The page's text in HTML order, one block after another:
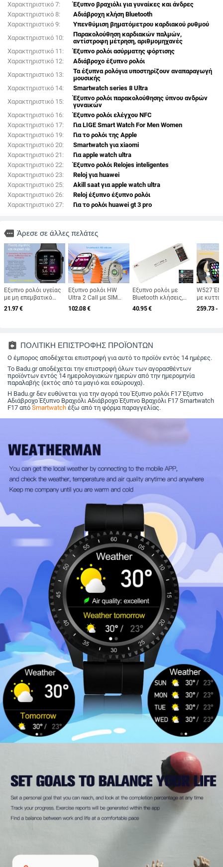
Χαρακτηριστικό 7:
Έξυπνο βραχιόλι για γυναίκες και άνδρες
Χαρακτηριστικό 8:
Αδιάβροχη κλήση Bluetooth
Χαρακτηριστικό 9:
Υπενθύμιση βηματόμετρου καρδιακού ρυθμού
Χαρακτηριστικό 10:
Παρακολούθηση καρδιακών παλμών,
αντίστροφη μέτρηση, αριθμομηχανές
Χαρακτηριστικό 11:
Έξυπνο ρολόι ασύρματης φόρτισης
Χαρακτηριστικό 12:
Αδιάβροχο έξυπνο ρολόι
Χαρακτηριστικό 13:
Τα έξυπνα ρολόγια υποστηρίζουν αναπαραγωγή
μουσικής
Χαρακτηριστικό 14:
Smartwatch series 8 Ultra
Χαρακτηριστικό 15:
Έξυπνο ρολόι παρακολούθησης ύπνου ανδρών
γυναικών
Χαρακτηριστικό 16:
Έξυπνο ρολόι ελέγχου NFC
Χαρακτηριστικό 17:
Για LIGE Smart Watch For Men Women
Χαρακτηριστικό 19:
Για το ρολόι της Apple
Χαρακτηριστικό 20:
Smartwatch για xiaomi
Χαρακτηριστικό 21:
Για apple watch ultra
Χαρακτηριστικό 22:
Έξυπνο ρολόι Relojes inteligentes
Χαρακτηριστικό 23:
Reloj για huawei
Χαρακτηριστικό 25:
Akill saat για apple watch ultra
Χαρακτηριστικό 26:
Reloj έξυπνο έξυπνο ρολόι
Χαρακτηριστικό 27:
Για το ρολόι huawei gt 3 pro
more Άρεσε σε άλλες πελάτες
Έξυπνο ρολόι υγείας
με μη επεμβατικό
έλεγχο γλυκόζης,
λιπιδίων, αρτηριακής
Bluetooth; Τετράγωνη
οθόνη TFT; Κέλυφος
από αλουμίνιο;
Αθλητικό λουράκι
σιλικόνης
21.97€
Έξυπνο ρολόι HW
Ultra 2 Call με SIM
κάρτα, βιντεοκλήσεις,
διπτές κάμερες
ασύρματη φόρτιση
102.08€
Έξυπνο ρολόι με
Bluetooth κλήσεις,
NFC και AI
παρακολούθηση
40.95€
W527
με
259.73 -
assignment_return ΠΟΛΙΤΙΚΗ ΕΠΙΣΤΡΟΦΗΣ ΠΡΟΪΟΝΤΩΝ
Ο έμπορος αποδέχεται επιστροφή για αυτό το προϊόν εντός 14 ημέρες.
Το Badu.gr αποδέχεται την επιστροφή όλων των αγορασθέντων
προϊόντων εντός 14 ημερολογιακών ημερών από την ημερομηνία
παραλαβής (εκτός από τα μαγιό και εσώρουχα).
Η Badu.gr δεν ευθύνεται για την αγορά του Έξυπνο ρολόι F17 Έξυπνο
Αδιάβροχο Έξυπνο Βραχιόλι Αδιάβροχο Έξυπνο Βραχιόλι F17 Smartwatch
F17 από Smartwatch έξω από τη φόρμα παραγγελίας.